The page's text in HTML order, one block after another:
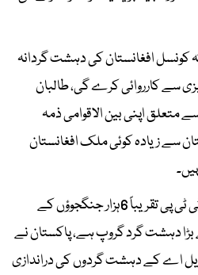
کونسل افغانستان کی دہشت گردانہ
سے کارروائی کرے گی، طالبان
اپنی بین الاقوامی ذمہ
سے زیادہ کوئی ملک افغانستان
عاصم افتخار احمد نے کہا کہ ٹی ٹی پی تقریباً 6ہزار جنگجوؤں کے
دہشت گرد گروپ ہے، پاکستان نے
ایل اے کے دہشت گردوں کی دراندازی